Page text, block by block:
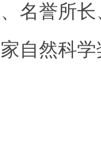
名誉所
自然科